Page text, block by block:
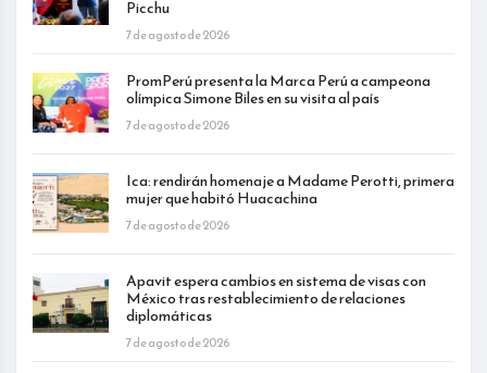
Picchu
7 de agosto de 2026
PromPerú presenta la Marca Perú a campeona
olímpica Simone Biles en su visita al país
7 de agosto de 2026
Ica: rendirán homenaje a Madame Perotti, primera
mujer que habitó Huacachina
7 de agosto de 2026
Apavit espera cambios en sistema de visas con
México tras restablecimiento de relaciones
diplomáticas
7 de agosto de 2026